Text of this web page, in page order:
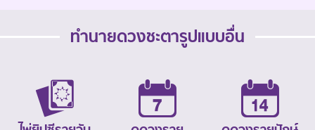
ทำนายดวงชะตารูปแบบอื่น